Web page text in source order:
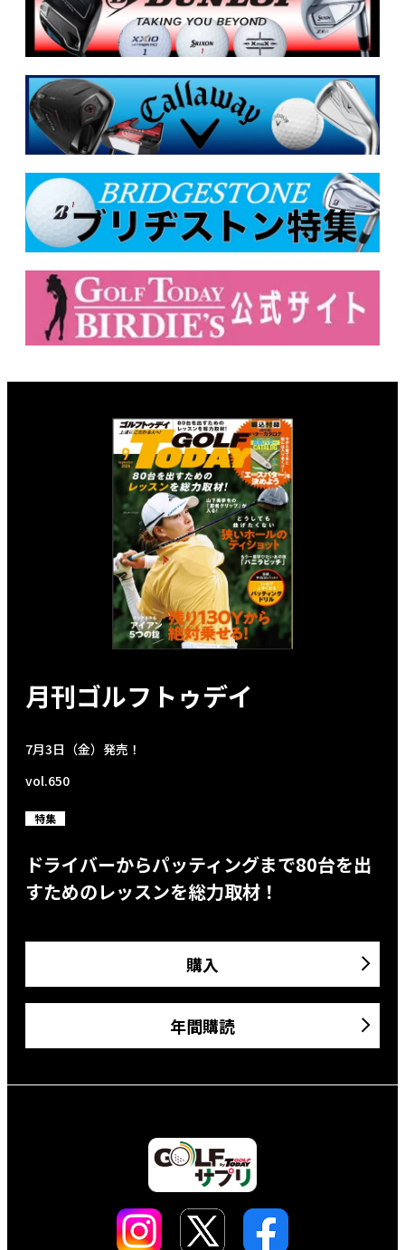
月刊ゴルフトゥデイ
7月3日（金）発売！
vol.650
特集
ドライバーからパッティングまで80台を出
すためのレッスンを総力取材！
購入
年間購読